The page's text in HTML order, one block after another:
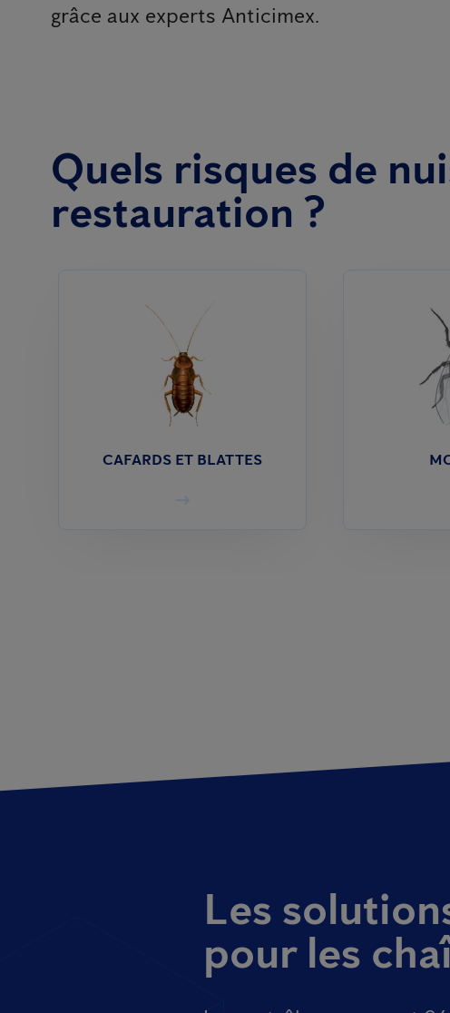
grâce aux experts Anticimex.
Quels risques de
restauration ?
CAFARDS ET BLATTES
Les
pour les